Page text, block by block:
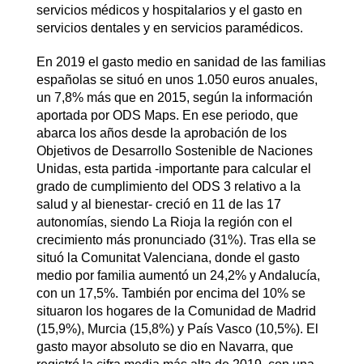
servicios médicos y hospitalarios y el gasto en
servicios dentales y en servicios paramédicos.
En 2019 el gasto medio en sanidad de las familias
españolas se situó en unos 1.050 euros anuales,
un 7,8% más que en 2015, según la información
aportada por ODS Maps. En ese periodo, que
abarca los años desde la aprobación de los
Objetivos de Desarrollo Sostenible de Naciones
Unidas, esta partida -importante para calcular el
grado de cumplimiento del ODS 3 relativo a la
salud y al bienestar- creció en 11 de las 17
autonomías, siendo La Rioja la región con el
crecimiento más pronunciado (31%). Tras ella se
situó la Comunitat Valenciana, donde el gasto
medio por familia aumentó un 24,2% y Andalucía,
con un 17,5%. También por encima del 10% se
situaron los hogares de la Comunidad de Madrid
(15,9%), Murcia (15,8%) y País Vasco (10,5%). El
gasto mayor absoluto se dio en Navarra, que